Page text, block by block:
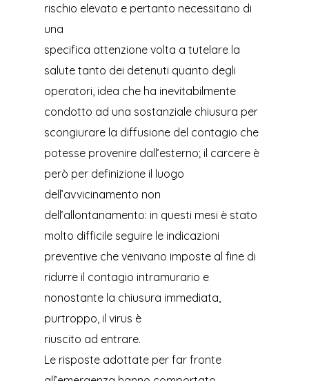
rischio elevato e pertanto necessitano di
una
specifica attenzione volta a tutelare la
salute tanto dei detenuti quanto degli
operatori, idea che ha inevitabilmente
condotto ad una sostanziale chiusura per
scongiurare la diffusione del contagio che
potesse provenire dall’esterno; il carcere è
però per definizione il luogo
dell’avvicinamento non
dell’allontanamento: in questi mesi è stato
molto difficile seguire le indicazioni
preventive che venivano imposte al fine di
ridurre il contagio intramurario e
nonostante la chiusura immediata,
purtroppo, il virus è
riuscito ad entrare.
Le risposte adottate per far fronte